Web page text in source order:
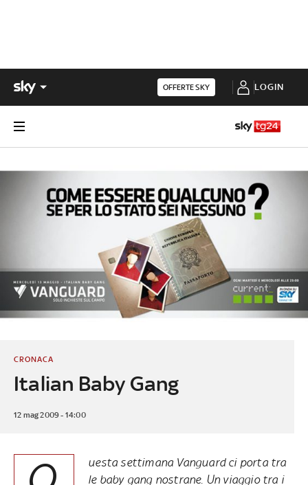
OFFERTE SKY LOGIN
Italian Baby Gang
CRONACA
12 mag 2009 - 14:00
uesta settimana Vanguard ci porta tra
le baby gang nostrane. Un viaggio tra i